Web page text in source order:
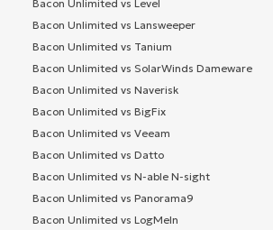
Bacon Unlimited vs Level
Bacon Unlimited vs Lansweeper
Bacon Unlimited vs Tanium
Bacon Unlimited vs SolarWinds Dameware
Bacon Unlimited vs Naverisk
Bacon Unlimited vs BigFix
Bacon Unlimited vs Veeam
Bacon Unlimited vs Datto
Bacon Unlimited vs N-able N-sight
Bacon Unlimited vs Panorama9
Bacon Unlimited vs LogMeIn